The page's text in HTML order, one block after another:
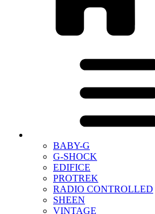
BABY-G
G-SHOCK
EDIFICE
PROTREK
RADIO CONTROLLED
SHEEN
VINTAGE